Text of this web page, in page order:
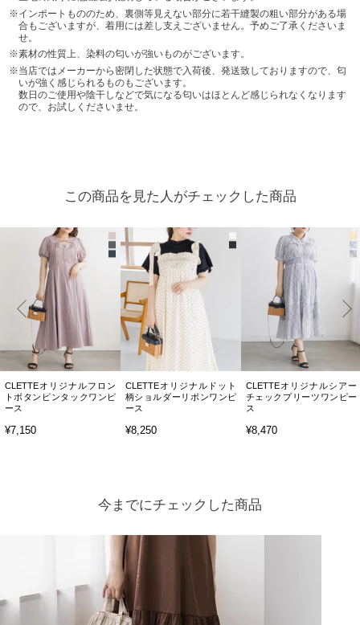
インポートもののため、裏側等見えない部分に若干縫製の粗い部分がある場
合もございますが、着用には差し支えございません。予めご了承くださいま
せ。
素材の性質上、染料の匂いが強いものがございます。
当店ではメーカーから密閉した状態で入荷後、発送致しておりますので、匂
いが強く感じられるものもございます。
数日のご使用や陰干しなどで気になる匂いはほとんど感じられなくなります
ので、お試しくださいませ。
この商品を見た人がチェックした商品
CLETTEオリジナルフロン
トボタンピンタックワンピ
ース
¥7,150
CLETTEオリジナルドット
柄ショルダーリボンワンピ
ース
¥8,250
CLETTEオリジナルシアー
チェックプリーツワンピー
ス
¥8,470
今までにチェックした商品